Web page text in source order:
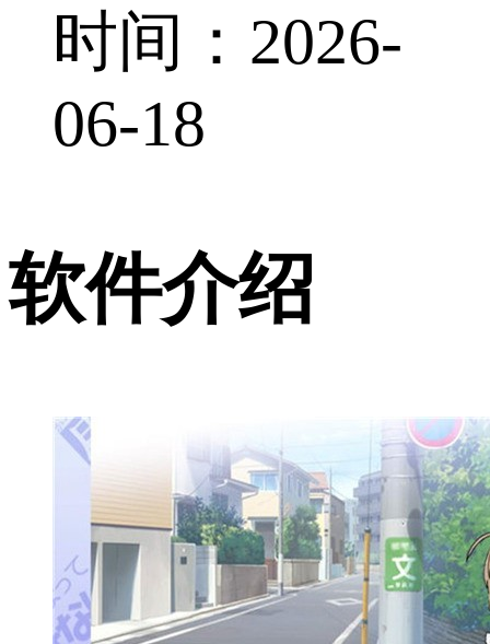
时间：2026-
06-18
软件介绍